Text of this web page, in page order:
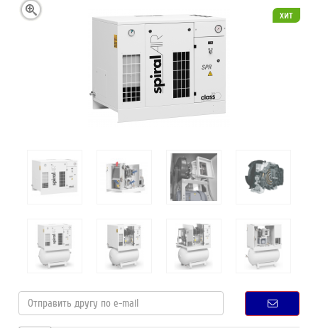
хит